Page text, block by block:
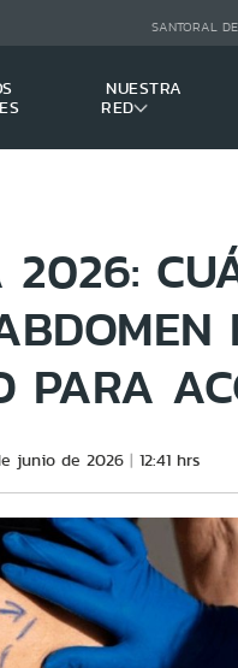
SANTORAL
NUESTRA
RED
PARA
junio de 2026 12:41 hrs